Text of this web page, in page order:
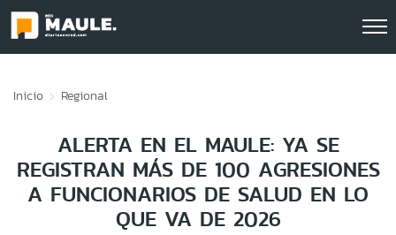
Inicio Regional
ALERTA EN EL MAULE: YA SE
REGISTRAN MÁS DE 100 AGRESIONES
A FUNCIONARIOS DE SALUD EN LO
QUE VA DE 2026